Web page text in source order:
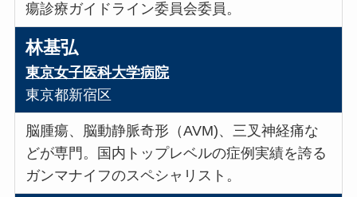
瘍診療ガイドライン委員会委員。
林基弘
東京女子医科大学病院
東京都新宿区
脳腫瘍、脳動静脈奇形（AVM)、三叉神経痛な
どが専門。国内トップレベルの症例実績を誇る
ガンマナイフのスペシャリスト。